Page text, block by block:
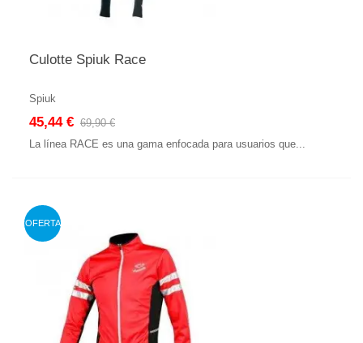
Culotte Spiuk Race
Spiuk
45,44 € 69,90 €
La línea RACE es una gama enfocada para usuarios que...
OFERTA